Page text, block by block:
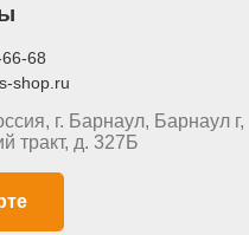
68
shop.ru
г. Барнаул, Барнаул г,
тракт, д. 327Б